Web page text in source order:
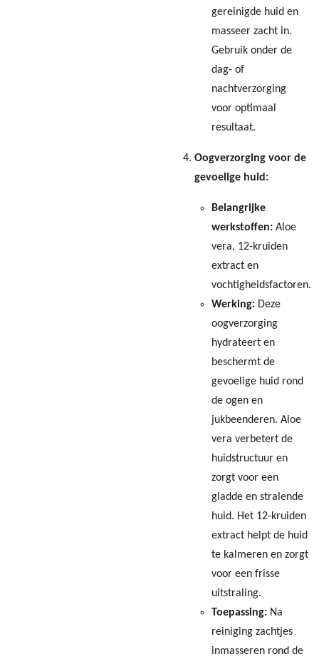
gereinigde huid en
masseer zacht in.
Gebruik onder de
dag- of
nachtverzorging
voor optimaal
resultaat.
Oogverzorging voor de
gevoelige huid:
Belangrijke
werkstoffen: Aloe
vera, 12-kruiden
extract en
vochtigheidsfactoren.
Werking: Deze
oogverzorging
hydrateert en
beschermt de
gevoelige huid rond
de ogen en
jukbeenderen. Aloe
vera verbetert de
huidstructuur en
zorgt voor een
gladde en stralende
huid. Het 12-kruiden
extract helpt de huid
te kalmeren en zorgt
voor een frisse
uitstraling.
Toepassing: Na
reiniging zachtjes
inmasseren rond de